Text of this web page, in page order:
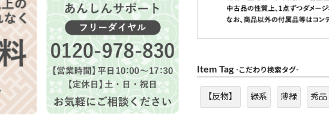
Item Tag -こだわり検索タグ-
【反物】 緑系 薄緑 秀品